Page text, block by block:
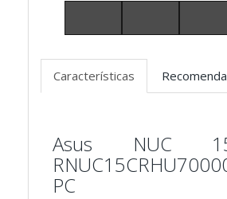
Características
Asus NUC
PC